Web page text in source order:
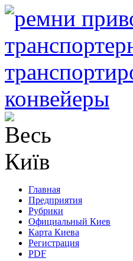
Главная
Предприятия
Рубрики
Официальный Киев
Карта Киева
Регистрация
PDF